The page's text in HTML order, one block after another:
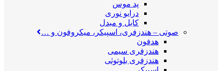
پد موس
درایو نوری
کابل و مبدل
صوتی – هندزفری، اسپیکر، میکروفون و …
هدفون
هندزفری سیمی
هندزفری بلوتوثی